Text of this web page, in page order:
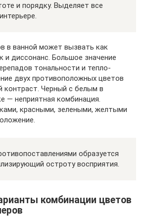
и порядку. Выделяет все
в ванной может вызвать как
и диссонанс. Большое значение
тональности и тепло-
двух противоположных цветов
контраст. Черный с белым в
— неприятная комбинация.
красными, зелеными, желтыми
образуется
остроту восприятия.
комбинации цветов